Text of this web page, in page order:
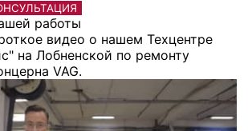
работы
видео о нашем Техцентре
на Лобненской по ремонту
VAG.